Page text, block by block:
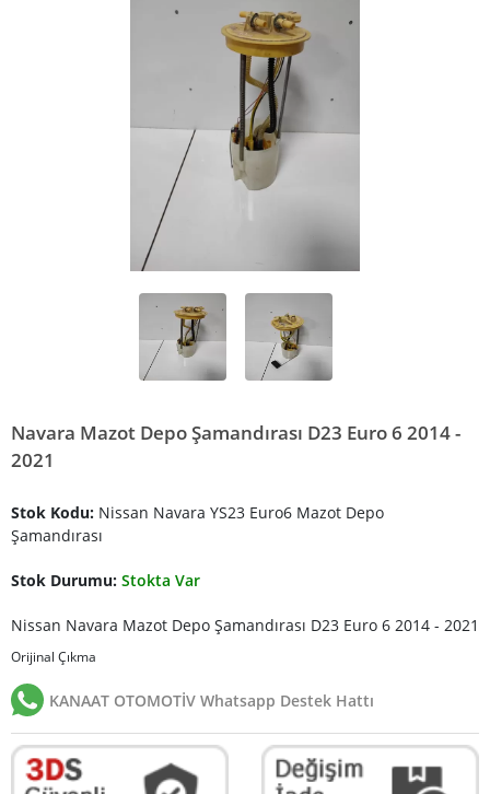
Navara Mazot Depo Şamandırası D23 Euro 6 2014 -
2021
Stok Kodu: Nissan Navara YS23 Euro6 Mazot Depo
Şamandırası
Stok Durumu: Stokta Var
Nissan Navara Mazot Depo Şamandırası D23 Euro 6 2014 - 2021
Orijinal Çıkma
KANAAT OTOMOTİV Whatsapp Destek Hattı